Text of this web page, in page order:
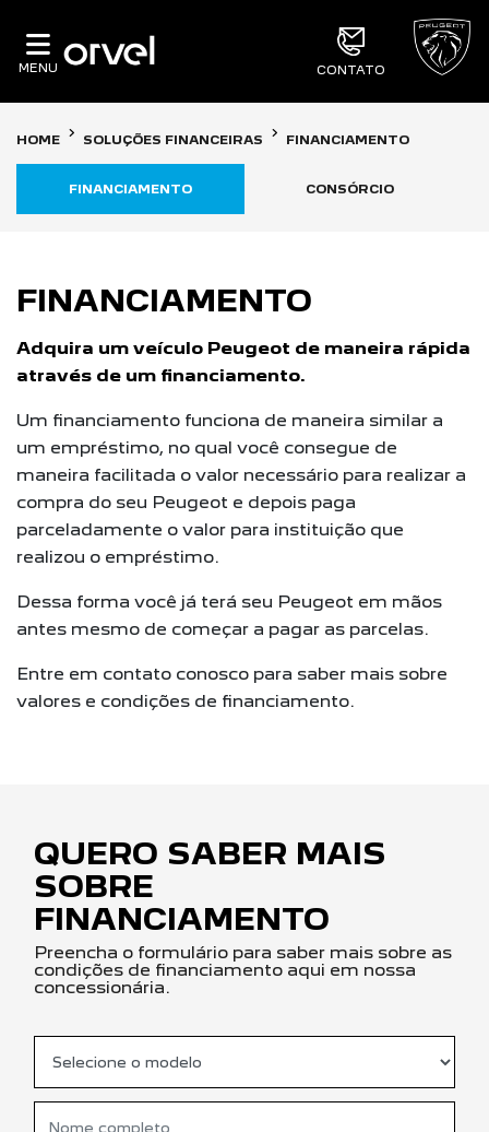
MENU CONTATO
HOME SOLUÇÕES FINANCEIRAS FINANCIAMENTO
CONSÓRCIO
FINANCIAMENTO
FINANCIAMENTO
Adquira um veículo Peugeot de maneira rápida
através de um financiamento.
Um financiamento funciona de maneira similar a
um empréstimo, no qual você consegue de
maneira facilitada o valor necessário para realizar a
compra do seu Peugeot e depois paga
parceladamente o valor para instituição que
realizou o empréstimo.
Dessa forma você já terá seu Peugeot em mãos
antes mesmo de começar a pagar as parcelas.
Entre em contato conosco para saber mais sobre
valores e condições de financiamento.
QUERO SABER MAIS
SOBRE
FINANCIAMENTO
Preencha o formulário para saber mais sobre as
condições de financiamento aqui em nossa
concessionária.